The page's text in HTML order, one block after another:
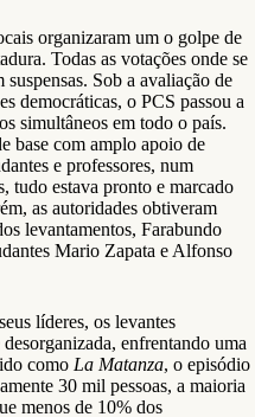
organizaram um o golpe de
Todas as votações onde se
Sob a avaliação de
democráticas, o PCS passou a
simultâneos em todo o país.
base com amplo apoio de
e professores, num
tudo estava pronto e marcado
as autoridades obtiveram
levantamentos, Farabundo
Mario Zapata e Alfonso
líderes, os levantes
enfrentando uma
como La Matanza, o episódio
30 mil pessoas, a maioria
menos de 10% dos